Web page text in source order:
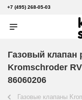
+7 (495) 268-05-03
Газовый клапан
Kromschroder
86060206
Газовые клапаны